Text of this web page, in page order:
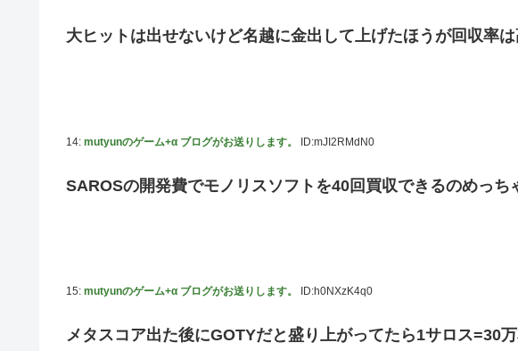
大ヒットは出せないけど名越に金出して上げたほうが回収率
14: mutyunのゲーム+α ブログがお送りします。 ID:mJI2RMdN0
SAROSの開発費でモノリスソフトを40回買収できるのめっち
15: mutyunのゲーム+α ブログがお送りします。 ID:h0NXzK4q0
メタスコア出た後にGOTYだと盛り上がってたら1サロス=30